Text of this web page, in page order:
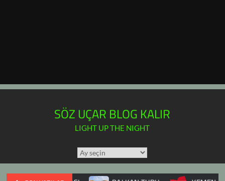
SÖZ UÇAR BLOG KALIR
LIGHT UP THE NIGHT
TÜM
YAZILAR
TAKVİMİ